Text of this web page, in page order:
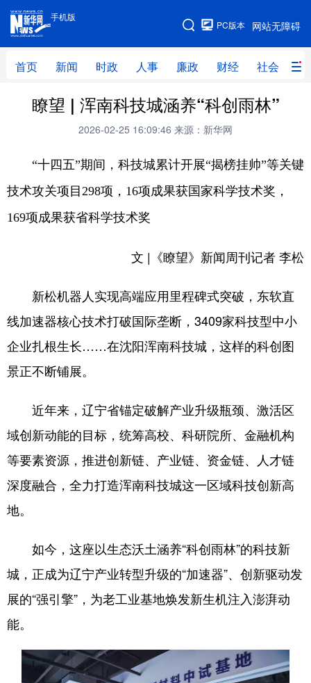
手机版
网站无障碍
PC版本
首页 新闻 时政 人事 廉政 财经 社会 科
手机版
网站地图
首页 新闻 时政 人事
财经 社会
文化 教育 健康 旅游
体育 视频 直播 无人机
辽宁 吉林 上海 江苏
山东
陕西 甘肃 青海 宁夏
新疆 内蒙古 黑龙江
Русский язык 日本語 한국어
瞭望 | 浑南科技城涵养“科创雨林”
2026-02-25 16:09:46 来源：新华网
“十四五”期间，科技城累计开展“揭榜挂帅”等关键
技术攻关项目298项，16项成果获国家科学技术奖，
169项成果获省科学技术奖
文 |《瞭望》新闻周刊记者 李松
新松机器人实现高端应用里程碑式突破，东软直
线加速器核心技术打破国际垄断，3409家科技型中小
企业扎根生长……在沈阳浑南科技城，这样的科创图
景正不断铺展。
近年来，辽宁省锚定破解产业升级瓶颈、激活区
域创新动能的目标，统筹高校、科研院所、金融机构
等要素资源，推进创新链、产业链、资金链、人才链
深度融合，全力打造浑南科技城这一区域科技创新高
地。
如今，这座以生态沃土涵养“科创雨林”的科技新
城，正成为辽宁产业转型升级的“加速器”、创新驱动发
展的“强引擎”，为老工业基地焕发新生机注入澎湃动
能。